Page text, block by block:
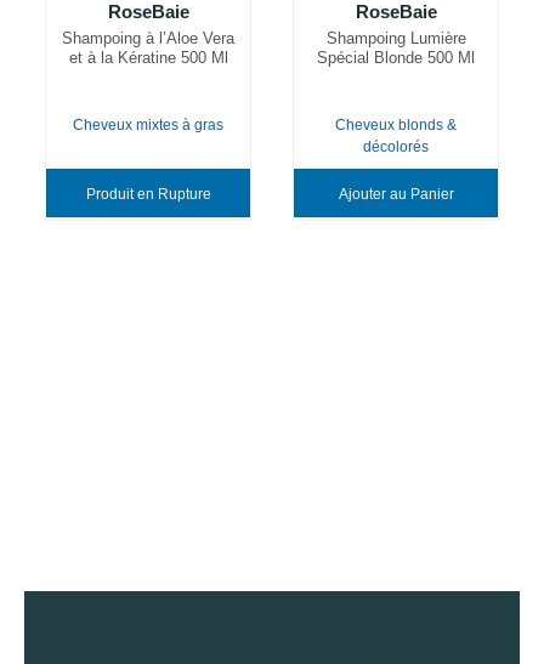
RoseBaie
Shampoing à l’Aloe Vera
et à la Kératine 500 Ml
Cheveux mixtes à gras
Produit en Rupture
RoseBaie
Shampoing Lumière
Spécial Blonde 500 Ml
Cheveux blonds &
décolorés
Ajouter au Panier